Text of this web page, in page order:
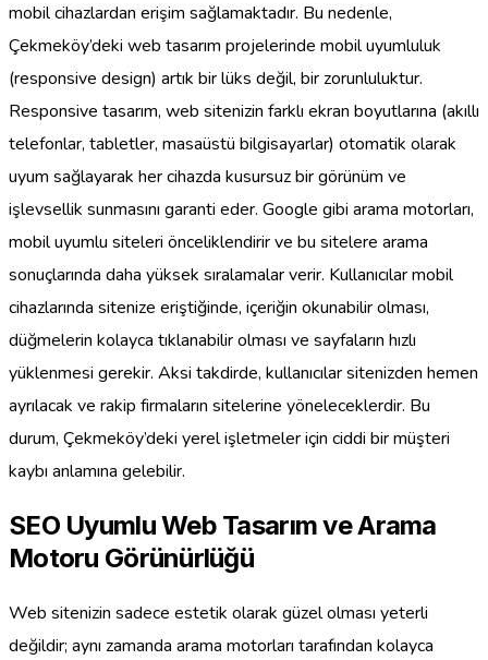
mobil cihazlardan erişim sağlamaktadır. Bu nedenle,
Çekmeköy’deki web tasarım projelerinde mobil uyumluluk
(responsive design) artık bir lüks değil, bir zorunluluktur.
Responsive tasarım, web sitenizin farklı ekran boyutlarına (akıllı
telefonlar, tabletler, masaüstü bilgisayarlar) otomatik olarak
uyum sağlayarak her cihazda kusursuz bir görünüm ve
işlevsellik sunmasını garanti eder. Google gibi arama motorları,
mobil uyumlu siteleri önceliklendirir ve bu sitelere arama
sonuçlarında daha yüksek sıralamalar verir. Kullanıcılar mobil
cihazlarında sitenize eriştiğinde, içeriğin okunabilir olması,
düğmelerin kolayca tıklanabilir olması ve sayfaların hızlı
yüklenmesi gerekir. Aksi takdirde, kullanıcılar sitenizden hemen
ayrılacak ve rakip firmaların sitelerine yöneleceklerdir. Bu
durum, Çekmeköy’deki yerel işletmeler için ciddi bir müşteri
kaybı anlamına gelebilir.
SEO Uyumlu Web Tasarım ve Arama
Motoru Görünürlüğü
Web sitenizin sadece estetik olarak güzel olması yeterli
değildir; aynı zamanda arama motorları tarafından kolayca